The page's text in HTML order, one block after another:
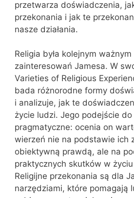
przetwarza doświadczenia,
przekonania i jak te
nasze działania.
Religia była kolejnym
zainteresowań Jamesa. W
Varieties of Religious
bada różnorodne formy
i analizuje, jak te
życie ludzi. Jego podejście
pragmatyczne: ocenia on
wierzeń nie na podstawie ich
obiektywną prawdą, ale na
praktycznych skutków w
Religijne przekonania są dla
narzędziami, które pomagają